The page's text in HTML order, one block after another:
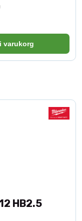
varukorg
HB2.5